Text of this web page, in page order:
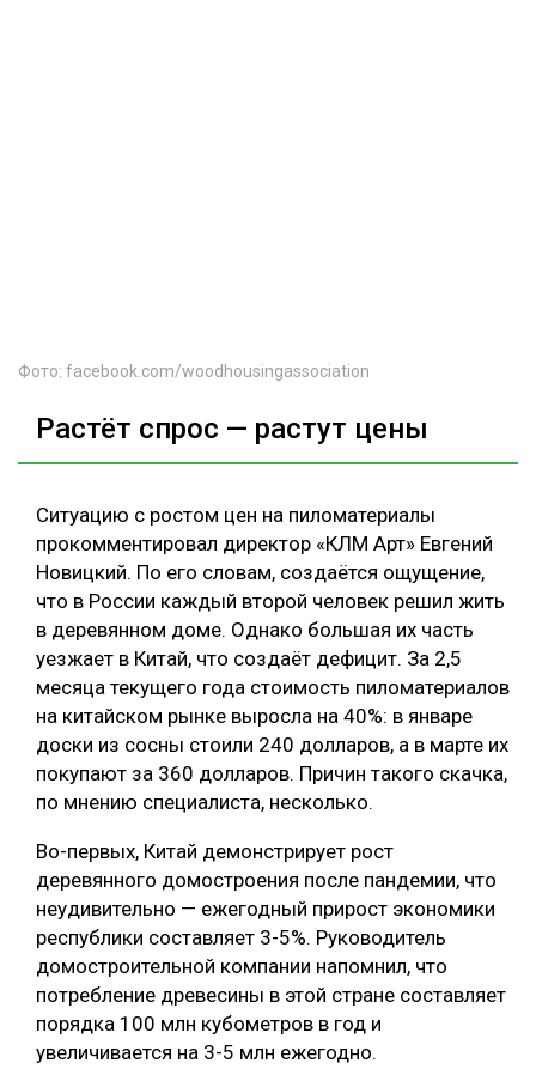
Фото: facebook.com/woodhousingassociation
Растёт спрос — растут цены
Ситуацию с ростом цен на пиломатериалы
прокомментировал директор «КЛМ Арт» Евгений
Новицкий. По его словам, создаётся ощущение,
что в России каждый второй человек решил жить
в деревянном доме. Однако большая их часть
уезжает в Китай, что создаёт дефицит. За 2,5
месяца текущего года стоимость пиломатериалов
на китайском рынке выросла на 40%: в январе
доски из сосны стоили 240 долларов, а в марте их
покупают за 360 долларов. Причин такого скачка,
по мнению специалиста, несколько.
Во-первых, Китай демонстрирует рост
деревянного домостроения после пандемии, что
неудивительно — ежегодный прирост экономики
республики составляет 3-5%. Руководитель
домостроительной компании напомнил, что
потребление древесины в этой стране составляет
порядка 100 млн кубометров в год и
увеличивается на 3-5 млн ежегодно.